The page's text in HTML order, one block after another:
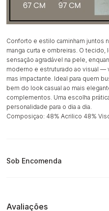
Conforto e estilo caminham juntos
manga curta e ombreiras. O
sensação agradável na pele,
moderno e estruturado ao visual —
mas impactante. Ideal para quem
bem do look casual ao mais
complementos. Uma escolha
personalidade para o dia a dia.
Composiçao: 48% Acrilico 48%
Sob Encomenda
Avaliações